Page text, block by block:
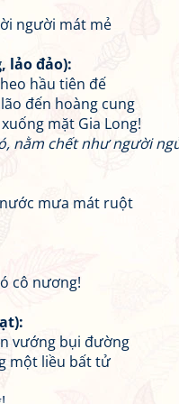
người mát mẻ
lảo đảo):
hầu tiên đế
đến hoàng cung
mặt Gia Long!
nằm chết như người
mưa mát ruột
cô nương!
vướng bụi đường
một liều bất tử